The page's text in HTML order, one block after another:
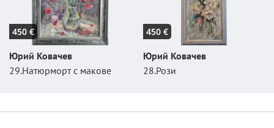
450 €
Юрий Ковачев
29.Натюрморт с макове
450 €
Юрий Ковачев
28.Рози